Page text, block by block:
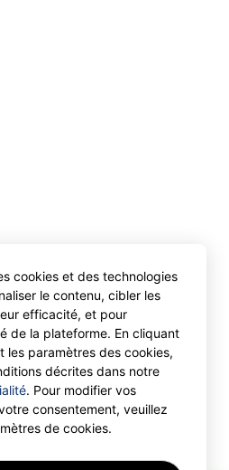
cookies et des technologies
le contenu, cibler les
efficacité, et pour
de la plateforme. En cliquant
les paramètres des cookies,
décrites dans notre
. Pour modifier vos
consentement, veuillez
de cookies.